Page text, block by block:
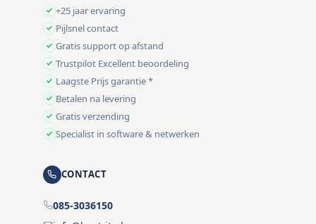
+25 jaar ervaring
Pijlsnel contact
Gratis support op afstand
Trustpilot Excellent beoordeling
Laagste Prijs garantie *
Betalen na levering
Gratis verzending
Specialist in software & netwerken
CONTACT
085-3036150